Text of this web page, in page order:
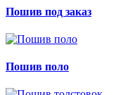
Пошив под заказ
Пошив поло